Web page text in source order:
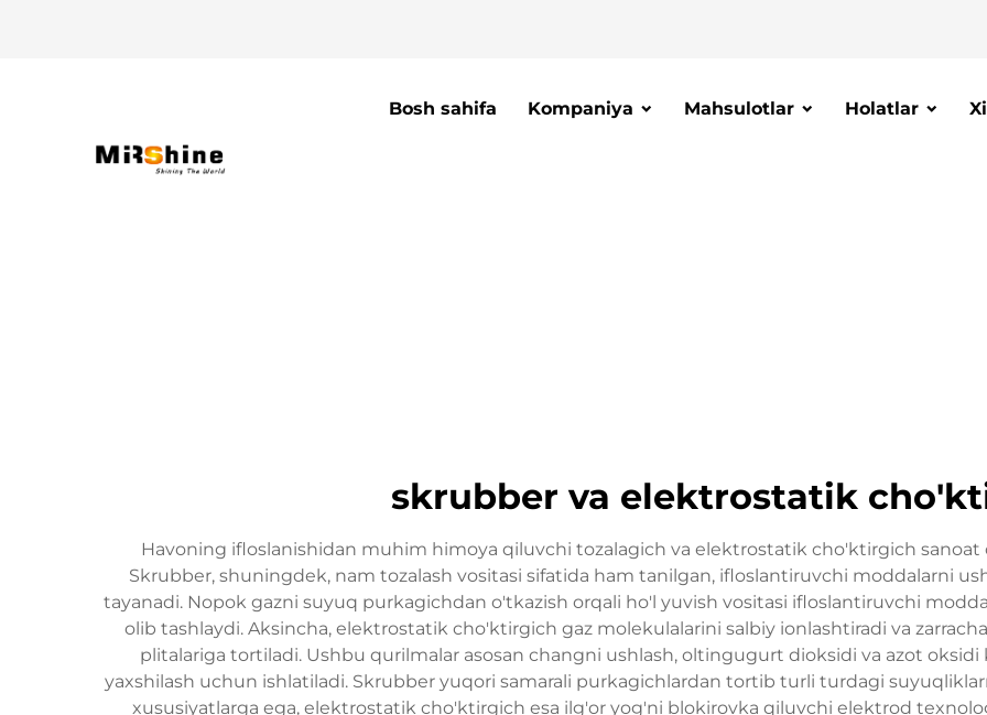
Bosh sahifa Kompaniya Mahsulotlar Holatlar
skrubber va elektrostatik
Havoning ifloslanishidan muhim himoya qiluvchi tozalagich va elektrostatik cho'ktirgich
Skrubber, shuningdek, nam tozalash vositasi sifatida ham tanilgan, ifloslantiruvchi moddalarni
tayanadi. Nopok gazni suyuq purkagichdan o'tkazish orqali ho'l yuvish vositasi ifloslantiruvchi
olib tashlaydi. Aksincha, elektrostatik cho'ktirgich gaz molekulalarini salbiy ionlashtiradi va
plitalariga tortiladi. Ushbu qurilmalar asosan changni ushlash, oltingugurt dioksidi va azot oksidi
yaxshilash uchun ishlatiladi. Skrubber yuqori samarali purkagichlardan tortib turli turdagi
xususiyatlarga ega, elektrostatik cho'ktirgich esa ilg'or yog'ni blokirovka qiluvchi elektrod